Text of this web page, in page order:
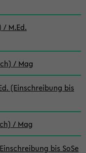
M.Ed.
/ Mag
(Einschreibung bis
/ Mag
bis SoSe